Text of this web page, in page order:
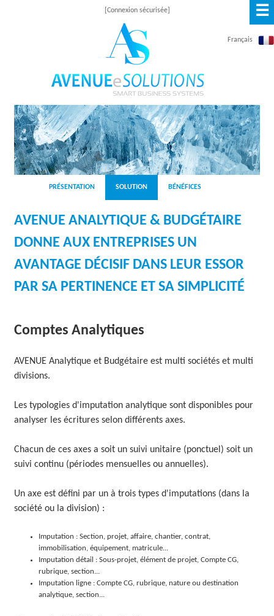
A
V
E
N
E
E
S
O
U
T
O
N
S
[Connexion sécurisée]
Français
PRÉSENTATION SOLUTION BÉNÉFICES
AVENUE ANALYTIQUE & BUDGÉTAIRE
DONNE AUX ENTREPRISES UN
AVANTAGE DÉCISIF DANS LEUR ESSOR
PAR SA PERTINENCE ET SA SIMPLICITÉ
Comptes Analytiques
AVENUE Analytique et Budgétaire est multi sociétés et multi
divisions.
Les typologies d'imputation analytique sont disponibles pour
analyser les écritures selon différents axes.
Chacun de ces axes a soit un suivi unitaire (ponctuel) soit un
suivi continu (périodes mensuelles ou annuelles).
Un axe est défini par un à trois types d'imputations (dans la
société ou la division) :
Imputation : Section, projet, affaire, chantier, contrat,
immobilisation, équipement, matricule...
Imputation détail : Sous-projet, élément de projet, Compte CG,
rubrique, section...
Imputation ligne : Compte CG, rubrique, nature ou destination
analytique, section...
☰